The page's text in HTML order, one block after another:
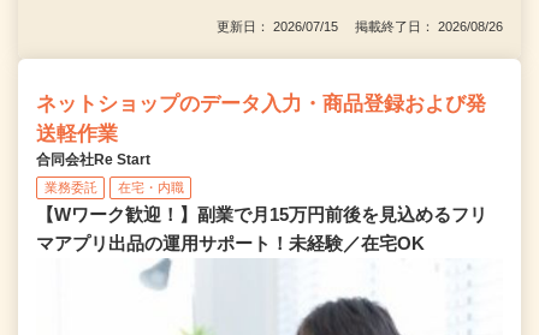
更新日： 2026/07/15 掲載終了日： 2026/08/26
ネットショップのデータ入力・商品登録および発
送軽作業
合同会社Re Start
業務委託 在宅・内職
【Wワーク歓迎！】副業で月15万円前後を見込めるフリ
マアプリ出品の運用サポート！未経験／在宅OK